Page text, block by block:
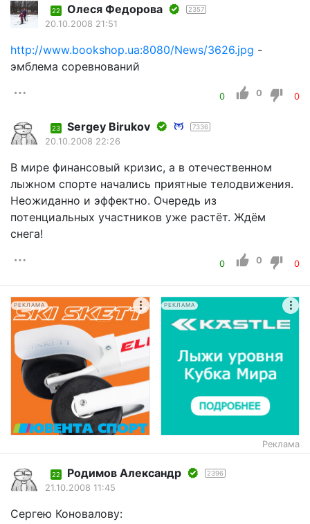
22 Олеся Федорова 2357
20.10.2008 21:51
http://www.bookshop.ua:8080/News/3626.jpg -
эмблема соревнований
0 0 0
23 Sergey Birukov 7336
20.10.2008 22:26
В мире финансовый кризис, а в отечественном
лыжном спорте начались приятные телодвижения.
Неожиданно и эффектно. Очередь из
потенциальных участников уже растёт. Ждём
снега!
0 0 0
РЕКЛАМА РЕКЛАМА
Реклама
22 Родимов Александр 2396
21.10.2008 11:45
Сергею Коновалову: